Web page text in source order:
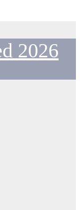
2026